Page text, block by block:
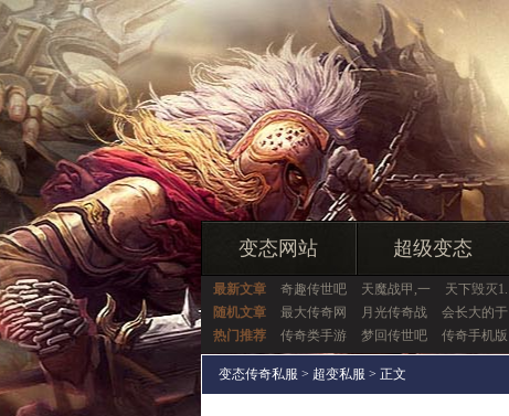
变态网站 超级变态
最新文章 奇趣传世吧 天魔战甲,一 天下毁灭1.
随机文章
最大传奇网 月光传奇战 会长大的于
热门推荐
传奇类手游 梦回传世吧 传奇手机版
变态传奇私服 > 超变私服 > 正文